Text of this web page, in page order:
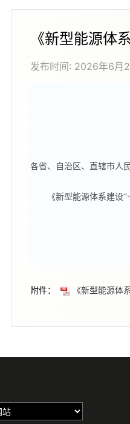
《新型能源体
发布时间: 2026年6月
各省、自治区、直辖市人
《新型能源体系建设“
附件： 《新型能源体